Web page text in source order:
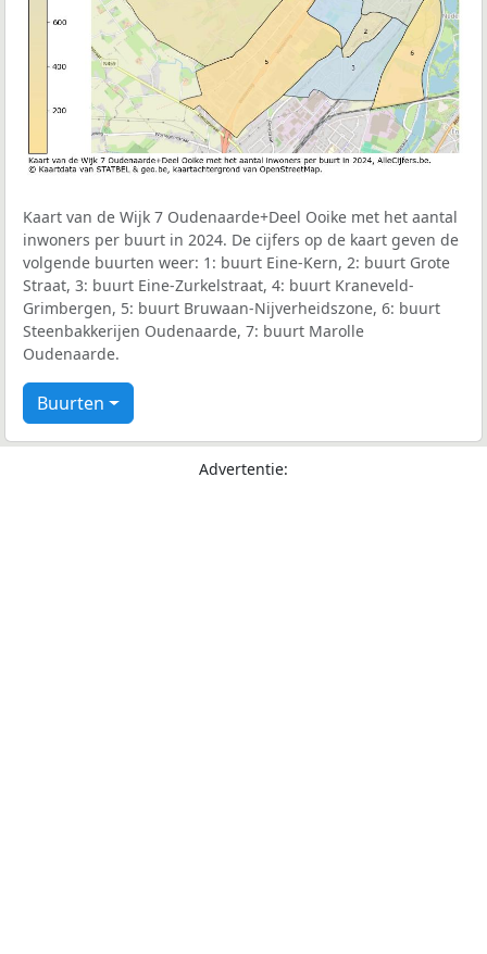
Kaart van de Wijk 7 Oudenaarde+Deel Ooike met het aantal
inwoners per buurt in 2024. De cijfers op de kaart geven de
volgende buurten weer: 1: buurt Eine-Kern, 2: buurt Grote
Straat, 3: buurt Eine-Zurkelstraat, 4: buurt Kraneveld-
Grimbergen, 5: buurt Bruwaan-Nijverheidszone, 6: buurt
Steenbakkerijen Oudenaarde, 7: buurt Marolle
Oudenaarde.
Buurten
Advertentie: